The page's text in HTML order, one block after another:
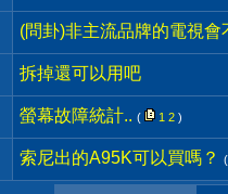
(問卦)非主流品牌的電視會
拆掉還可以用吧
螢幕故障統計.. ( 1 2 )
索尼出的A95K可以買嗎？